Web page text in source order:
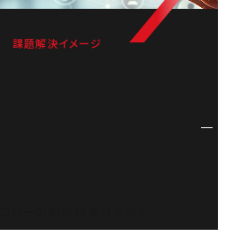
課題解決イメージ